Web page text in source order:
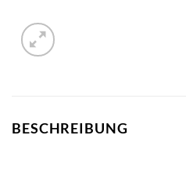
BESCHREIBUNG